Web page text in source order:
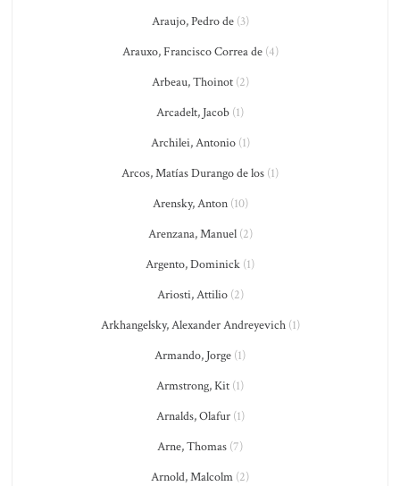
Araujo, Pedro de(3)
Arauxo, Francisco Correa de(4)
Arbeau, Thoinot(2)
Arcadelt, Jacob (1)
Archilei, Antonio(1)
Arcos, Matías Durango de los (1)
Arensky, Anton(10)
Arenzana, Manuel(2)
Argento, Dominick (1)
Ariosti, Attilio(2)
Arkhangelsky, Alexander Andreyevich(1)
Armando, Jorge (1)
Armstrong, Kit (1)
Arnalds, Olafur(1)
Arne, Thomas (7)
Arnold, Malcolm (2)